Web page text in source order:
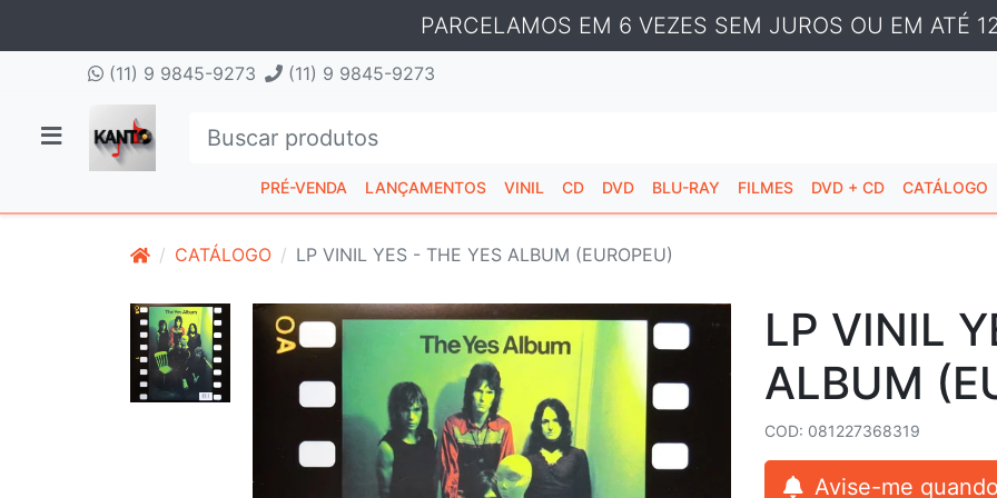
PARCELAMOS EM 6 VEZES SEM JUROS OU EM ATÉ
(11) 9 9845-9273 (11) 9 9845-9273
PRÉ-VENDA LANÇAMENTOS VINIL CD DVD BLU-RAY FILMES DVD + CD CATÁLOGO
CATÁLOGO LP VINIL YES - THE YES ALBUM (EUROPEU)
LP VINIL
ALBUM
COD: 081227368319
Avise-me